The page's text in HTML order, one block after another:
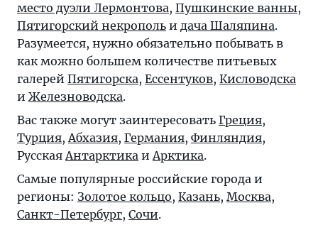
место дуэли Лермонтова, Пушкинские ванны,
Пятигорский некрополь и дача Шаляпина.
Разумеется, нужно обязательно побывать в
как можно большем количестве питьевых
галерей Пятигорска, Ессентуков, Кисловодска
и Железноводска.
Вас также могут заинтересовать Греция,
Турция,Абхазия, Германия, Финляндия,
РусскаяАнтарктика иАрктика.
Самые популярные российские города и
регионы: Золотое кольцо, Казань, Москва,
Санкт-Петербург, Сочи.